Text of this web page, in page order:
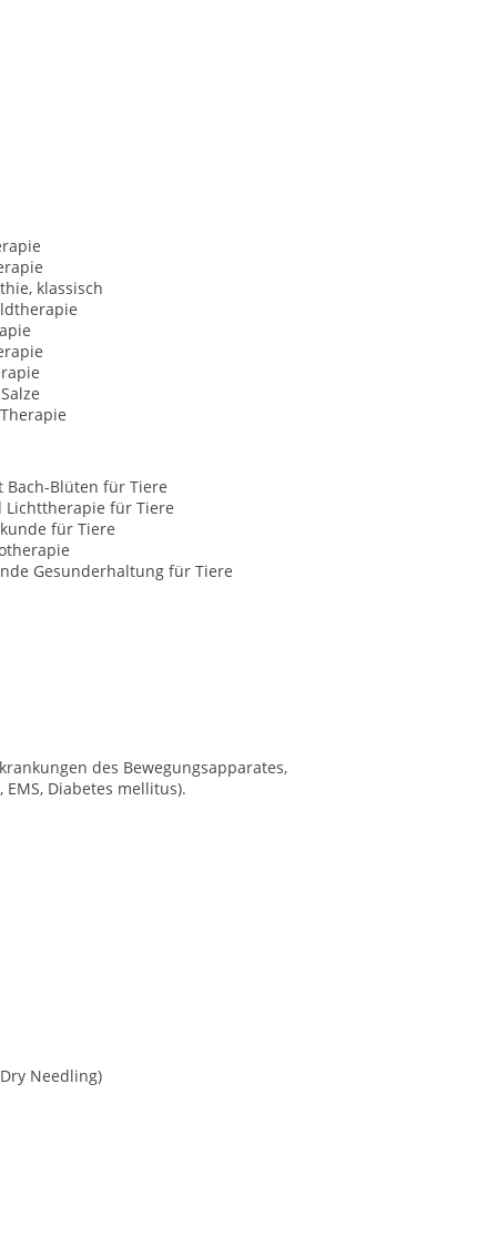
klassisch
Bach-Blüten für Tiere
Lichttherapie für Tiere
für Tiere
Gesunderhaltung für Tiere
des Bewegungsapparates,
Diabetes mellitus).
Needling)